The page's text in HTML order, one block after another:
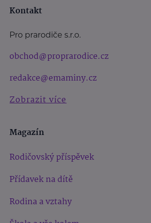
Kontakt
Pro prarodiče s.r.o.
obchod@proprarodice.cz
redakce@emaminy.cz
Zobrazit více
Magazín
Rodičovský příspěvek
Přídavek na dítě
Rodina a vztahy